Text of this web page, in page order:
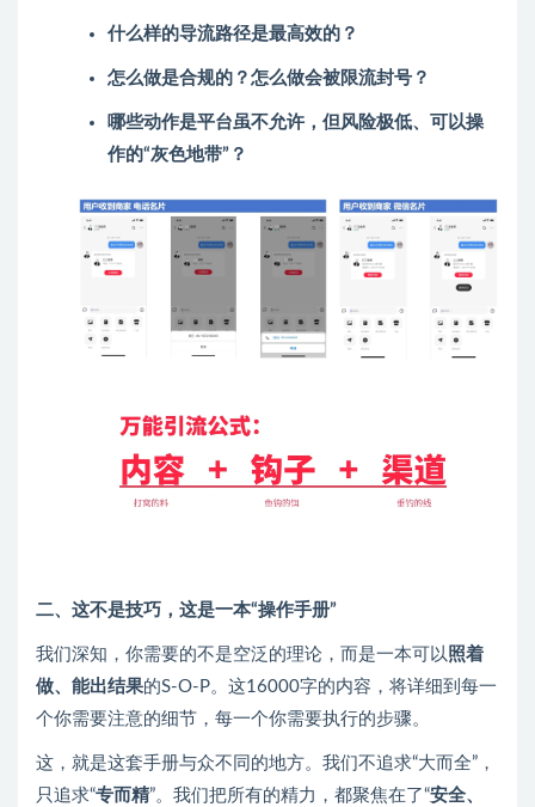
什么样的导流路径是最高效的？
怎么做是合规的？怎么做会被限流封号？
哪些动作是平台虽不允许，但风险极低、可以操
作的“灰色地带”？
二、这不是技巧，这是一本“操作手册”
我们深知，你需要的不是空泛的理论，而是一本可以照着
做、能出结果的S-O-P。这16000字的内容，将详细到每一
个你需要注意的细节，每一个你需要执行的步骤。
这，就是这套手册与众不同的地方。我们不追求“大而全”，
只追求“专而精”。我们把所有的精力，都聚焦在了“安全、